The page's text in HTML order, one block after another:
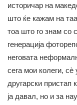
историчар на
што ќе кажам на
тоа што го знам со
генерација
неговата
сега мои колеги,
другарски
ја давал, но и за